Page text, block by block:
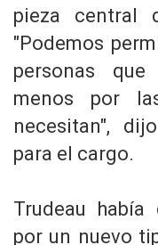
pieza central
"Podemos
personas
menos por
necesitan",
para el cargo.
Trudeau había
por un nuevo